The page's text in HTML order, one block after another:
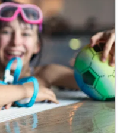
(Sommer)
Gebühr)